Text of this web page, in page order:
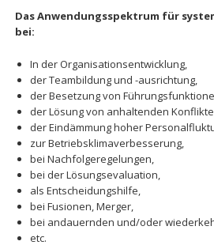
Das Anwendungsspektrum für
bei:
In der Organisationsentwicklung,
der Teambildung und -ausrichtung,
der Besetzung von
der Lösung von anhaltenden
der Eindämmung hoher
zur Betriebsklimaverbesserung,
bei Nachfolgeregelungen,
bei der Lösungsevaluation,
als Entscheidungshilfe,
bei Fusionen, Merger,
bei andauernden und/oder
etc.